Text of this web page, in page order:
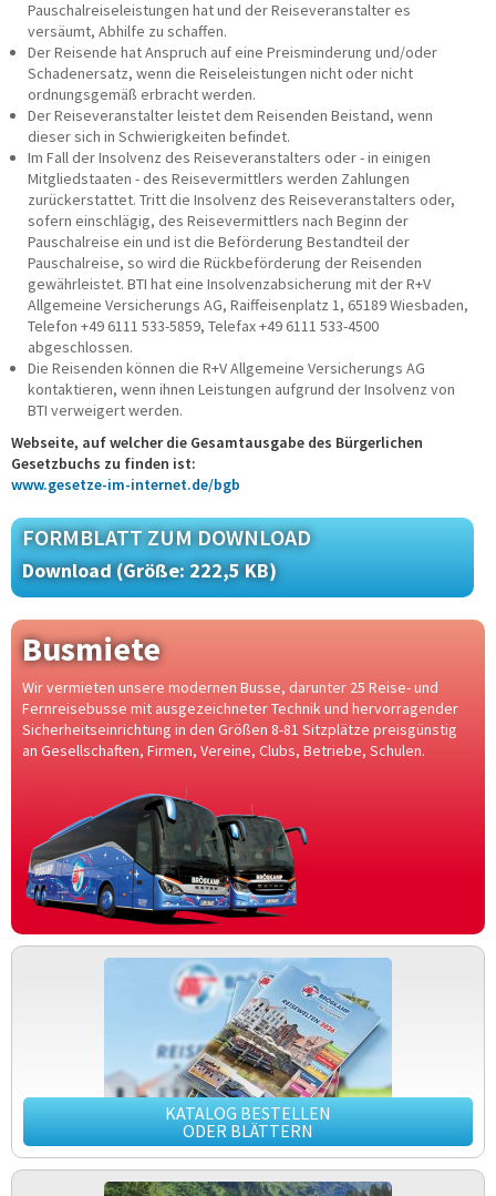
Pauschalreiseleistungen hat und der Reiseveranstalter es
versäumt, Abhilfe zu schaffen.
Der Reisende hat Anspruch auf eine Preisminderung und/oder
Schadenersatz, wenn die Reiseleistungen nicht oder nicht
ordnungsgemäß erbracht werden.
Der Reiseveranstalter leistet dem Reisenden Beistand, wenn
dieser sich in Schwierigkeiten befindet.
Im Fall der Insolvenz des Reiseveranstalters oder - in einigen
Mitgliedstaaten - des Reisevermittlers werden Zahlungen
zurückerstattet. Tritt die Insolvenz des Reiseveranstalters oder,
sofern einschlägig, des Reisevermittlers nach Beginn der
Pauschalreise ein und ist die Beförderung Bestandteil der
Pauschalreise, so wird die Rückbeförderung der Reisenden
gewährleistet. BTI hat eine Insolvenzabsicherung mit der R+V
Allgemeine Versicherungs AG, Raiffeisenplatz 1, 65189 Wiesbaden,
Telefon +49 6111 533-5859, Telefax +49 6111 533-4500
abgeschlossen.
Die Reisenden können die R+V Allgemeine Versicherungs AG
kontaktieren, wenn ihnen Leistungen aufgrund der Insolvenz von
BTI verweigert werden.
Webseite, auf welcher die Gesamtausgabe des Bürgerlichen
Gesetzbuchs zu finden ist:
www.gesetze-im-internet.de/bgb
FORMBLATT ZUM DOWNLOAD
Größe: 222,5 KB
Busmiete
Wir vermieten unsere modernen Busse, darunter 25 Reise- und
Fernreisebusse mit ausgezeichneter Technik und hervorragender
Sicherheitseinrichtung in den Größen 8-81 Sitzplätze preisgünstig
an Gesellschaften, Firmen, Vereine, Clubs, Betriebe, Schulen.
KATALOG BESTELLEN
ODER BLÄTTERN